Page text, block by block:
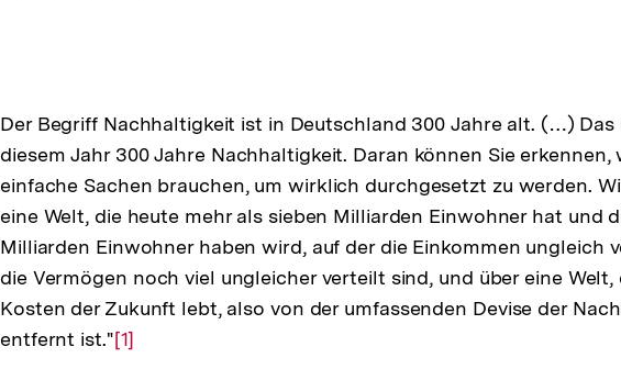
Der Begriff Nachhaltigkeit ist in Deutschland 300 Jahre alt. (…) Das
diesem Jahr 300 Jahre Nachhaltigkeit. Daran können Sie
einfache Sachen brauchen, um wirklich durchgesetzt zu werden.
eine Welt, die heute mehr als sieben Milliarden Einwohner hat und
Milliarden Einwohner haben wird, auf der die Einkommen ungleich
die Vermögen noch viel ungleicher verteilt sind, und über eine
Kosten der Zukunft lebt, also von der umfassenden Devise der
entfernt ist."Zur
[1]